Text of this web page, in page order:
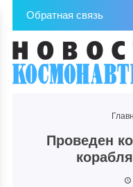
Обратная связь
Проведен